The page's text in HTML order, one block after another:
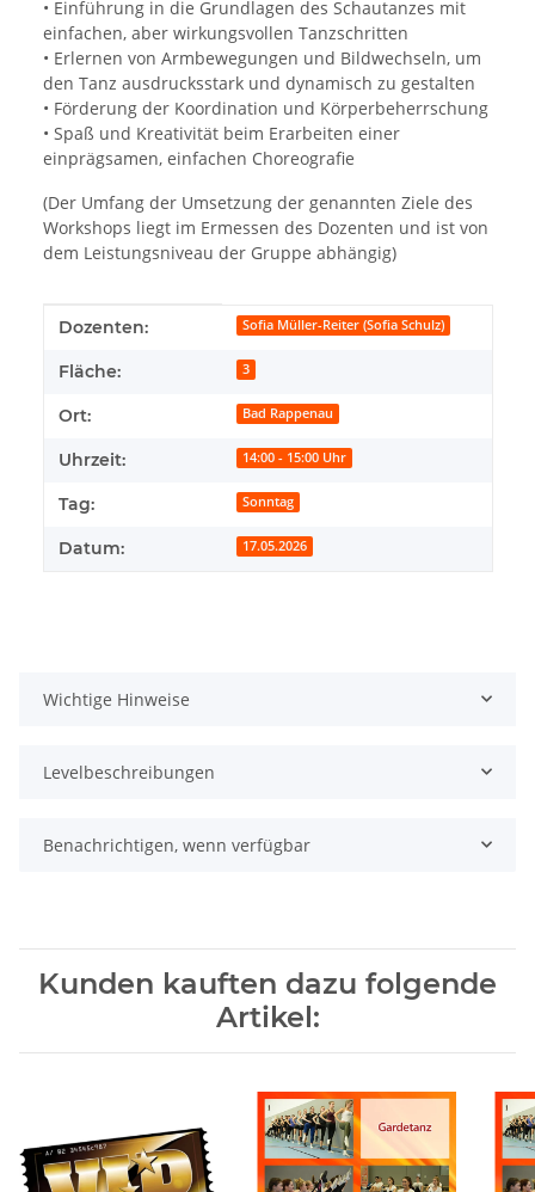
• Einführung in die Grundlagen des Schautanzes mit
einfachen, aber wirkungsvollen Tanzschritten
• Erlernen von Armbewegungen und Bildwechseln, um
den Tanz ausdrucksstark und dynamisch zu gestalten
• Förderung der Koordination und Körperbeherrschung
• Spaß und Kreativität beim Erarbeiten einer
einprägsamen, einfachen Choreografie
(Der Umfang der Umsetzung der genannten Ziele des
Workshops liegt im Ermessen des Dozenten und ist von
dem Leistungsniveau der Gruppe abhängig)
Produkteigenschaft
Wert
Dozenten: Sofia Müller-Reiter (Sofia Schulz)
Fläche: 3
Ort: Bad Rappenau
Uhrzeit: 14:00 - 15:00 Uhr
Tag: Sonntag
Datum: 17.05.2026
Wichtige Hinweise
Levelbeschreibungen
Benachrichtigen, wenn verfügbar
Kunden kauften dazu folgende
Artikel: